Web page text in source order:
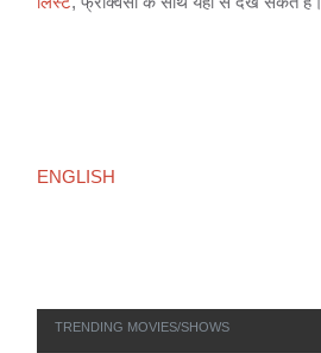
ENGLISH
TRENDING MOVIES/SHOWS